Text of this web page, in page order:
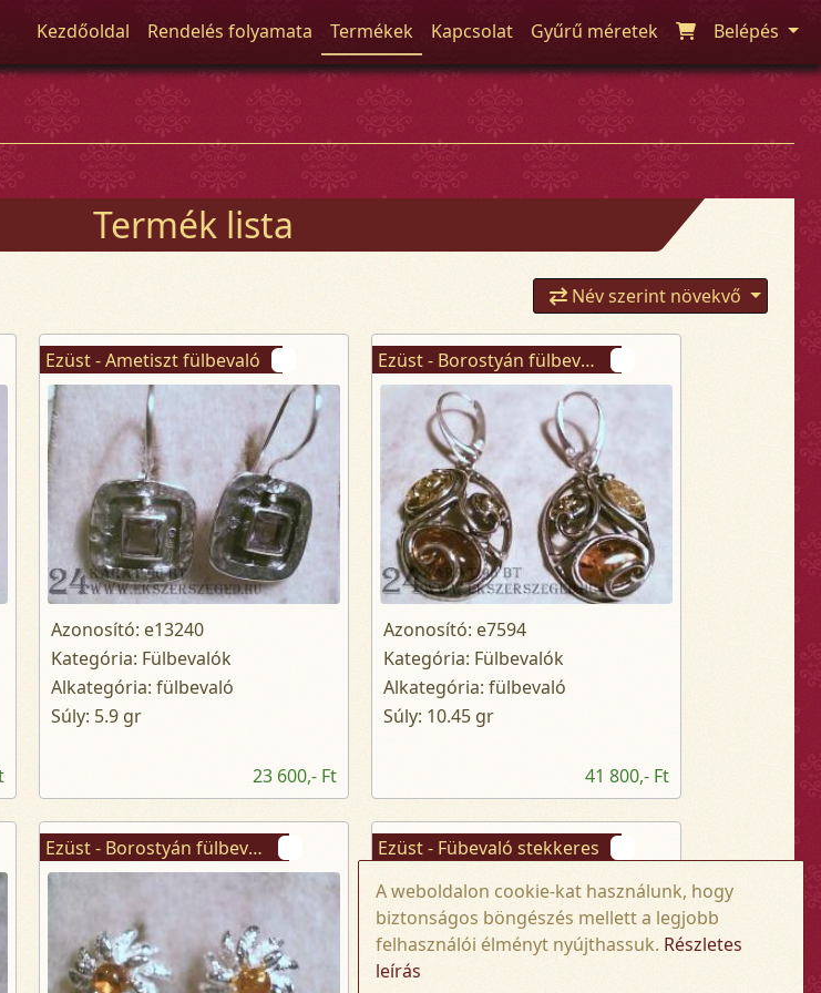
Kezdőoldal Rendelés folyamata Termékek Kapcsolat Gyűrű méretek Belépés
Termék lista
Név szerint növekvő
Ezüst - Ametiszt fülbevaló
Azonosító: e13240
Kategória: Fülbevalók
Alkategória: fülbevaló
Súly: 5.9 gr
23 600,- Ft
Ezüst - Borostyán fülbevaló
Azonosító: e7594
Kategória: Fülbevalók
Alkategória: fülbevaló
Súly: 10.45 gr
41 800,- Ft
Ezüst - Borostyán fülbevaló stekkeres
Ezüst - Fübevaló stekkeres
A weboldalon cookie-kat használunk, hogy
biztonságos böngészés mellett a legjobb
felhasználói élményt nyújthassuk. Részletes
leírás